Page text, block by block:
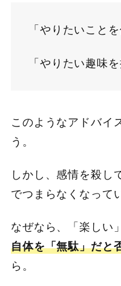
「やりたいこと
「やりたい趣味
このようなアドバイ
う。
しかし、感情を殺し
でつまらなくなって
なぜなら、「楽しい
自体を「無駄」だと
ら。